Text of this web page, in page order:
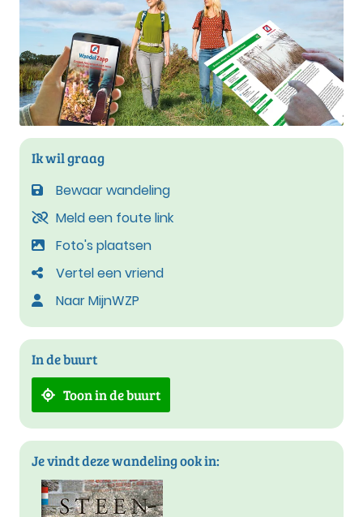
Ik wil graag
Bewaar wandeling
Meld een foute link
Foto's plaatsen
Vertel een vriend
Naar MijnWZP
In de buurt
Toon in de buurt
Je vindt deze wandeling ook in: